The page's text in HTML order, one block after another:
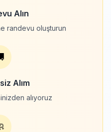
Alın
randevu oluşturun
Alım
alıyoruz